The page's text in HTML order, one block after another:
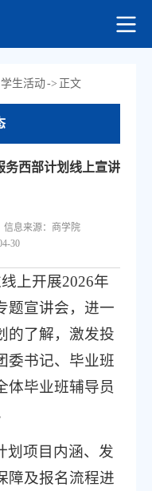
学生活动-> 正文
务西部计划线上宣讲
信息来源：商学院
30
上开展2026年
题宣讲会，进一
的了解，激发投
委书记、毕业班
体毕业班辅导员
划项目内涵、发
障及报名流程进